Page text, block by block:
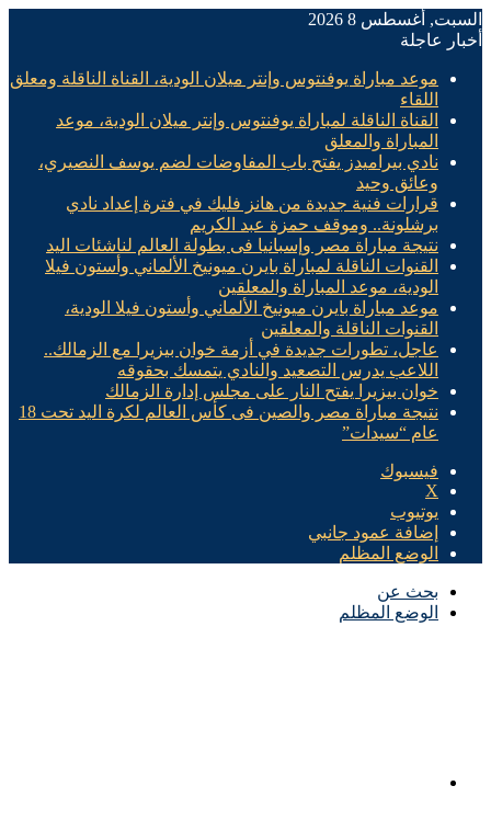
السبت, أغسطس 8 2026
أخبار عاجلة
موعد مباراة يوفنتوس وإنتر ميلان الودية، القناة الناقلة ومعلق
اللقاء
القناة الناقلة لمباراة يوفنتوس وإنتر ميلان الودية، موعد
المباراة والمعلق
نادي بيراميدز يفتح باب المفاوضات لضم يوسف النصيري،
وعائق وحيد
قرارات فنية جديدة من هانز فليك في فترة إعداد نادي
برشلونة.. وموقف حمزة عبد الكريم
نتيجة مباراة مصر وإسبانيا فى بطولة العالم لناشئات اليد
القنوات الناقلة لمباراة بايرن ميونيخ الألماني وأستون فيلا
الودية، موعد المباراة والمعلقين
موعد مباراة بايرن ميونيخ الألماني وأستون فيلا الودية،
القنوات الناقلة والمعلقين
عاجل، تطورات جديدة في أزمة خوان بيزيرا مع الزمالك..
اللاعب يدرس التصعيد والنادي يتمسك بحقوقه
خوان بيزيرا يفتح النار على مجلس إدارة الزمالك
نتيجة مباراة مصر والصين فى كأس العالم لكرة اليد تحت 18
عام “سيدات”
فيسبوك
X
يوتيوب
إضافة عمود جانبي
الوضع المظلم
بحث عن
الوضع المظلم